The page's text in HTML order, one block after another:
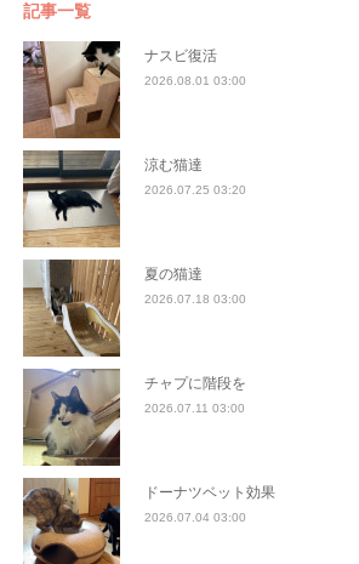
記事一覧
ナスビ復活
2026.08.01 03:00
涼む猫達
2026.07.25 03:20
夏の猫達
2026.07.18 03:00
チャプに階段を
2026.07.11 03:00
ドーナツベット効果
2026.07.04 03:00